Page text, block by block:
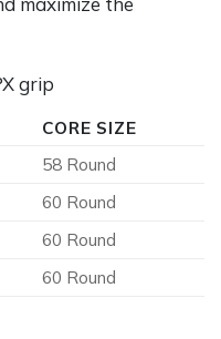
CORE SIZE
58 Round
60 Round
60 Round
60 Round